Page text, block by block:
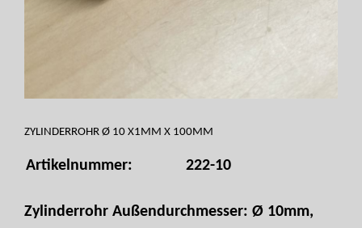
ZYLINDERROHR Ø 10 X1MM X 100MM
Artikelnummer: 222-10
Zylinderrohr Außendurchmesser: Ø 10mm,